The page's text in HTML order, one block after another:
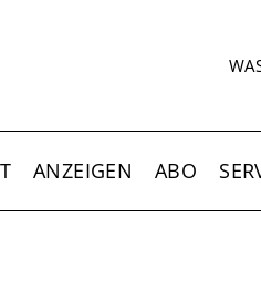
ANZEIGEN ABO